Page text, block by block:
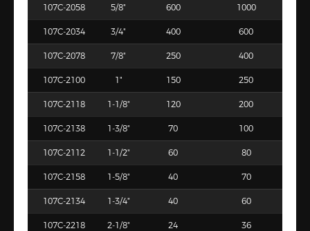
107C-2058 5/8" 600 1000
107C-2034 3/4" 400 600
107C-2078 7/8" 250 400
107C-2100 1" 150 250
107C-2118 1-1/8" 120 200
107C-2138 1-3/8" 70 100
107C-2112 1-1/2" 60 80
107C-2158 1-5/8" 40 70
107C-2134 1-3/4" 40 60
107C-2218 2-1/8" 24 36